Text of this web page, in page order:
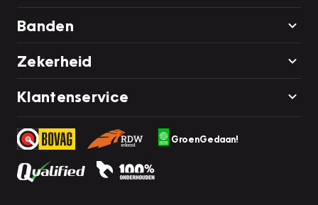
Banden
Zekerheid
Klantenservice
GroenGedaan!